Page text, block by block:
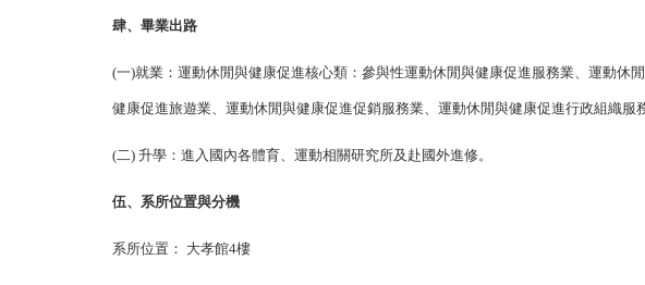
肆、畢業出路
(一)就業：運動休閒與健康促進核心類：參與性運動休閒與健康促進服務業、運動
健康促進旅遊業、運動休閒與健康促進促銷服務業、運動休閒與健康促進行政組織服
(二) 升學：進入國內各體育、運動相關研究所及赴國外進修。
伍、系所位置與分機
系所位置： 大孝館4樓